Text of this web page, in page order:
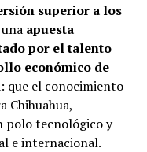
superior a los
apuesta
por el talento
económico de
que el conocimiento
Chihuahua,
polo tecnológico y
e internacional.